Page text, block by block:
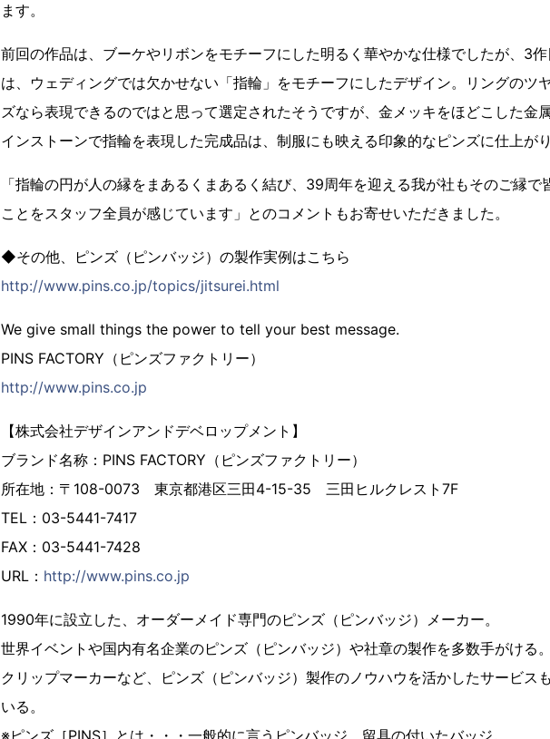
ます。
前回の作品は、ブーケやリボンをモチーフにした明るく華やかな仕様でしたが、3
は、ウェディングでは欠かせない「指輪」をモチーフにしたデザイン。リングのツ
ズなら表現できるのではと思って選定されたそうですが、金メッキをほどこした金
インストーンで指輪を表現した完成品は、制服にも映える印象的なピンズに仕上がり
「指輪の円が人の縁をまあるくまあるく結び、39周年を迎える我が社もそのご縁で
ことをスタッフ全員が感じています」とのコメントもお寄せいただきました。
◆その他、ピンズ（ピンバッジ）の製作実例はこちら
http://www.pins.co.jp/topics/jitsurei.html
We give small things the power to tell your best message.
PINS FACTORY（ピンズファクトリー）
http://www.pins.co.jp
【株式会社デザインアンドデベロップメント】
ブランド名称：PINS FACTORY（ピンズファクトリー）
所在地：〒108-0073 東京都港区三田4-15-35 三田ヒルクレスト7F
TEL：03-5441-7417
FAX：03-5441-7428
URL： http://www.pins.co.jp
1990年に設立した、オーダーメイド専門のピンズ（ピンバッジ）メーカー。
世界イベントや国内有名企業のピンズ（ピンバッジ）や社章の製作を多数手がける。
クリップマーカーなど、ピンズ（ピンバッジ）製作のノウハウを活かしたサービス
いる。
※ピンズ［PINS］とは・・・一般的に言うピンバッジ、留具の付いたバッジ。